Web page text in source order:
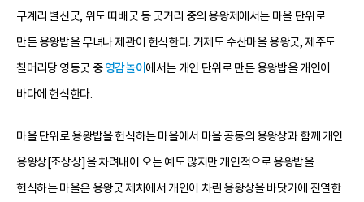
구계리 별신굿, 위도 띠배굿 등 굿거리 중의 용왕제에서는 마을 단위로
만든 용왕밥을 무녀나 제관이 헌식한다. 거제도 수산마을 용왕굿, 제주도
칠머리당 영등굿 중영감놀이 에서는 개인 단위로 만든 용왕밥을 개인이
바다에 헌식한다.
마을 단위로 용왕밥을 헌식하는 마을에서 마을 공동의 용왕상과 함께 개인
용왕상[조상상]을 차려내어 오는 예도 많지만 개인적으로 용왕밥을
헌식하는 마을은 용왕굿 제차에서 개인이 차린 용왕상을 바닷가에 진열한